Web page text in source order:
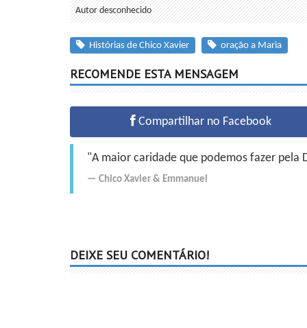
Autor desconhecido
Histórias de Chico Xavier oração a Maria
RECOMENDE ESTA MENSAGEM
Compartilhar no Facebook
"A maior caridade que podemos fazer pela
Chico Xavier & Emmanuel
DEIXE SEU COMENTÁRIO!